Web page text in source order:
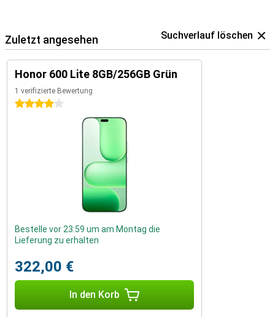
Zuletzt angesehen Suchverlauf löschen
Honor 600 Lite 8GB/256GB Grün
1 verifizierte Bewertung
4 Sterne
Bestelle vor 23:59 um am Montag die
Lieferung zu erhalten
322,00 €
In den Korb